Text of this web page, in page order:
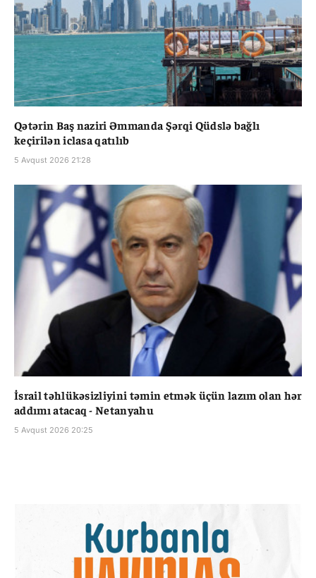
Qətərin Baş naziri Əmmanda Şərqi Qüdslə bağlı
keçirilən iclasa qatılıb
5 Avqust 2026 21:28
İsrail təhlükəsizliyini təmin etmək üçün lazım olan hər
addımı atacaq - Netanyahu
5 Avqust 2026 20:25